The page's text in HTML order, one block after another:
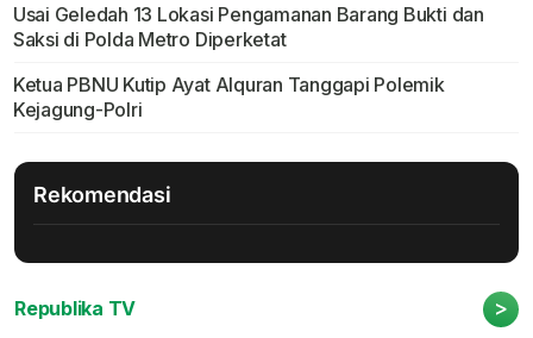
Usai Geledah 13 Lokasi Pengamanan Barang Bukti dan
Saksi di Polda Metro Diperketat
Ketua PBNU Kutip Ayat Alquran Tanggapi Polemik
Kejagung-Polri
Rekomendasi
Republika TV >